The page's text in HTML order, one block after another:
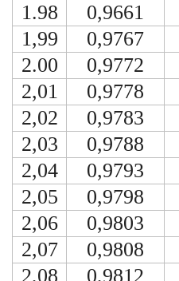
1.98
0,9661
1,99
0,9767
2.00
0,9772
2,01
0,9778
2,02
0,9783
2,03
0,9788
2,04
0,9793
2,05
0,9798
2,06
0,9803
2,07
0,9808
2,08
0,9812